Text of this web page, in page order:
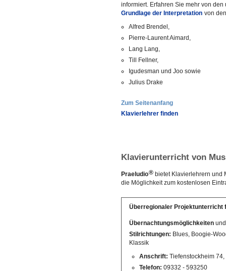
informiert. Erfahren Sie mehr von
Grundlage der Interpretation von
Alfred Brendel,
Pierre-Laurent Aimard,
Lang Lang,
Till Fellner,
Igudesman und Joo sowie
Julius Drake
Zum Seitenanfang
Klavierlehrer finden
Klavierunterricht von
Praeludio® bietet Klavierlehrern und
die Möglichkeit zum kostenlosen
Überregionaler Projektunterricht
Übernachtungsmöglichkeiten
Stilrichtungen: Blues, Boogie-
Klassik
Anschrift:Tiefenstockheim
Telefon:09332 - 593250